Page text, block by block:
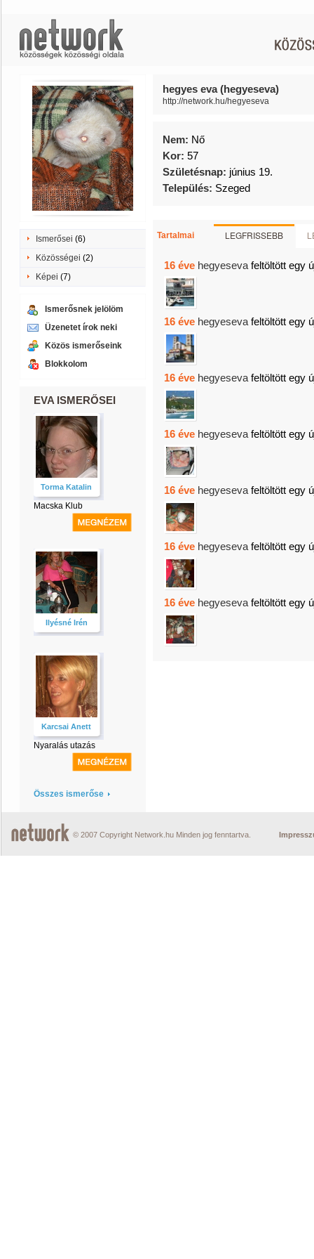
Ismerősei (6)
Közösségei (2)
Képei (7)
Ismerősnek jelölöm
Üzenetet írok neki
Közös ismerőseink
Blokkolom
EVA ISMERŐSEI
Torma Katalin
Macska Klub
Ilyésné Irén
Karcsai Anett
Nyaralás utazás
Összes ismerőse
hegyes eva (hegyeseva)
http://network.hu/hegyeseva
Nem: Nő
Kor: 57
Születésnap: június 19.
Település: Szeged
Tartalmai LEGFRISSEBB
16 éve hegyeseva feltöltött egy
16 éve hegyeseva feltöltött egy
16 éve hegyeseva feltöltött egy
16 éve hegyeseva feltöltött egy
16 éve hegyeseva feltöltött egy
16 éve hegyeseva feltöltött egy
16 éve hegyeseva feltöltött egy
© 2007 Copyright Network.hu Minden jog fenntartva.